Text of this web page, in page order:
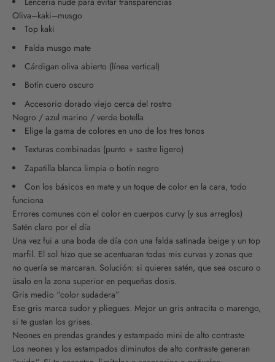
Oliva–kaki–musgo
Top kaki
Falda musgo mate
Cárdigan oliva abierto (línea vertical)
Botín cuero oscuro
Accesorio dorado viejo cerca del rostro
Negro / azul marino / verde botella
Elige la gama de colores en uno de los tres tonos
Texturas combinadas (punto + sastre ligero)
Zapatilla blanca limpia o botín negro
Con los básicos en mate y un toque de color en la cara, todo
funciona
Errores comunes con el color en cuerpos curvy (y sus arreglos)
Satén claro por el día
Una vez fui a una boda de día con una falda satinada beige y un top
marfil. El sol hizo que se acentuaran todas mis curvas y zonas que
no quería se marcaran. Solución: si quieres satén, que sea oscuro o
úsalo en la zona superior en pequeñas dosis.
Gris medio “color sudadera”
Ese gris marca sudor y pliegues. Mejor un gris antracita o marengo,
si te gustan los grises.
Neones en prendas grandes y estampado mini de alto contraste
Los neones y los estampados diminutos de alto contraste generan